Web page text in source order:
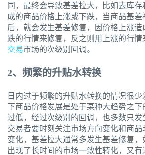
同，最终会导致基差拉大，比如去库
成的商品价格上涨或下跌，当商品基差
后，就会发生基差修复，因价格上涨造
跌的行情来修复，反之则用上涨的行情
交易市场的次级别回调。
2、频繁的升贴水转换
日内过于频繁的升贴水转换的情况很
下商品价格发展是处于某种大趋势之
过低，经过次级别的回调，也多数只发
交易者要时刻关注市场方向变化和商品
变化，基差拉大通常多发生基差修复，
出现了长时间的市场一致性转化，又